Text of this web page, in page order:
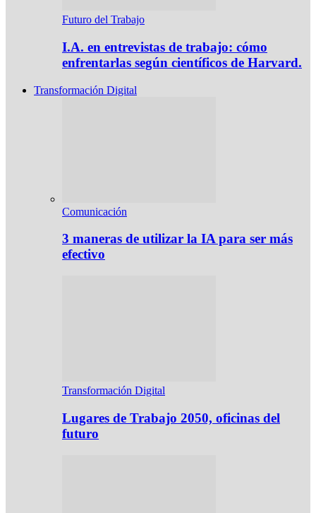
Futuro del Trabajo
I.A. en entrevistas de trabajo: cómo
enfrentarlas según científicos de Harvard.
Transformación Digital
Comunicación
3 maneras de utilizar la IA para ser más
efectivo
Transformación Digital
Lugares de Trabajo 2050, oficinas del
futuro